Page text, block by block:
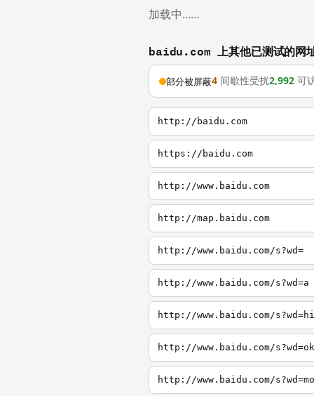
加载中……
baidu.com 上其他已测试的网
部分被屏蔽4 间歇性受扰2,992 可
http://baidu.com
https://baidu.com
http://www.baidu.com
http://map.baidu.com
http://www.baidu.com/s?wd=
http://www.baidu.com/s?wd=a
http://www.baidu.com/s?wd=hi
http://www.baidu.com/s?wd=ok
http://www.baidu.com/s?wd=mo